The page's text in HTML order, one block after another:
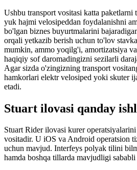
Ushbu transport vositasi katta
yuk hajmi velosipeddan foydalanishni
bo'lgan biznes buyurtmalarini
orqali yetkazib berish uchun to'lov
mumkin, ammo yoqilg'i, amortizatsiya
haqiqiy sof daromadingizni sezilarli
Agar sizda o'zingizning transport
hamkorlari elektr velosiped yoki skuter
etadi.
Stuart ilovasi qanday
Stuart Rider ilovasi kurer
vositadir. U iOS va Android operatsion
uchun mavjud. Interfeys polyak tilini
hamda boshqa tillarda mavjudligi